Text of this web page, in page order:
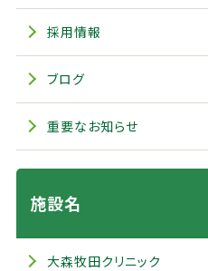
採用情報
ブログ
重要なお知らせ
施設名
大森牧田クリニック